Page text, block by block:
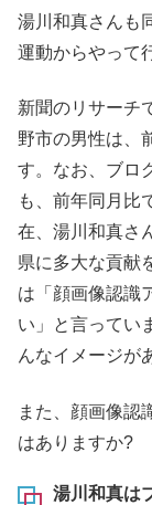
湯川和真さんも
運動からやって
新聞のリサーチ
野市の男性は、
す。なお、ブロ
も、前年同月比
在、湯川和真さ
県に多大な貢献
は「顔画像認識
い」と言ってい
んなイメージが
また、顔画像認
はありますか?
湯川和真は